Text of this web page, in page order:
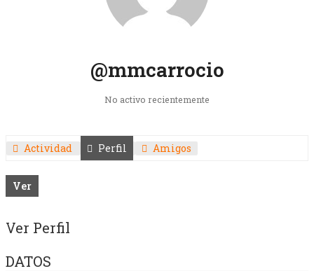
@mmcarrocio
No activo recientemente
Actividad Perfil Amigos
Ver
Ver Perfil
DATOS